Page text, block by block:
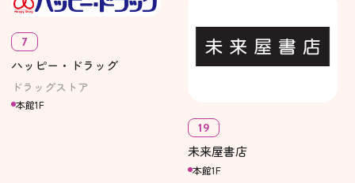
7
ハッピー・ドラッグ
ドラッグストア
本館1F
19
未来屋書店
本館1F